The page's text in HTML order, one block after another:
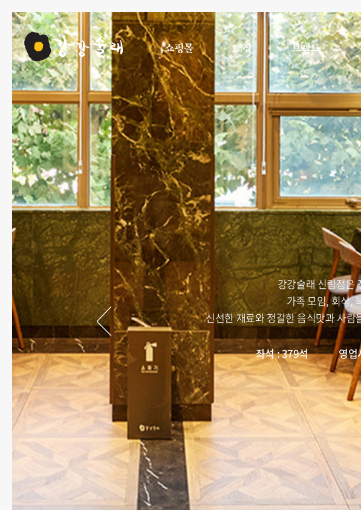
쇼핑몰 매장 브랜드
강강술래 신림점은
가족 모임, 회식,
신선한 재료와 정갈한 음식맛과 사
좌석 : 379석 영업